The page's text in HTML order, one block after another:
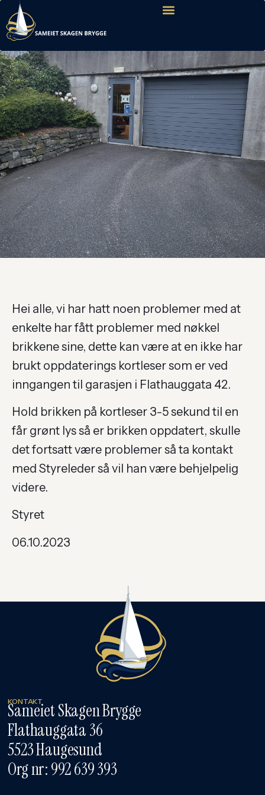
Hei alle, vi har hatt noen problemer med at
enkelte har fått problemer med nøkkel
brikkene sine, dette kan være at en ikke har
brukt oppdaterings kortleser som er ved
inngangen til garasjen i Flathauggata 42.
Hold brikken på kortleser 3-5 sekund til en
får grønt lys så er brikken oppdatert, skulle
det fortsatt være problemer så ta kontakt
med Styreleder så vil han være behjelpelig
videre.
Styret
06.10.2023
KONTAKT
Sameiet Skagen Brygge
Flathauggata 36
5523 Haugesund
Org nr: 992 639 393